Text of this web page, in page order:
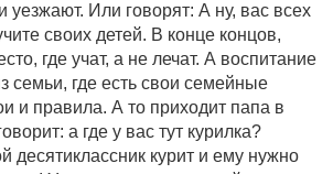
уезжают. Или говорят: А ну, вас всех
своих детей. В конце концов,
где учат, а не лечат. А воспитание
семьи, где есть свои семейные
и правила. А то приходит папа в
а где у вас тут курилка?
десятиклассник курит и ему нужно